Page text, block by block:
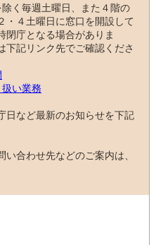
く毎週土曜日、また４階の
・４土曜日に窓口を開設して
閉庁となる場合がありま
下記リンク先でご確認くださ
い業務
日など最新のお知らせを下記
い合わせ先などのご案内は、